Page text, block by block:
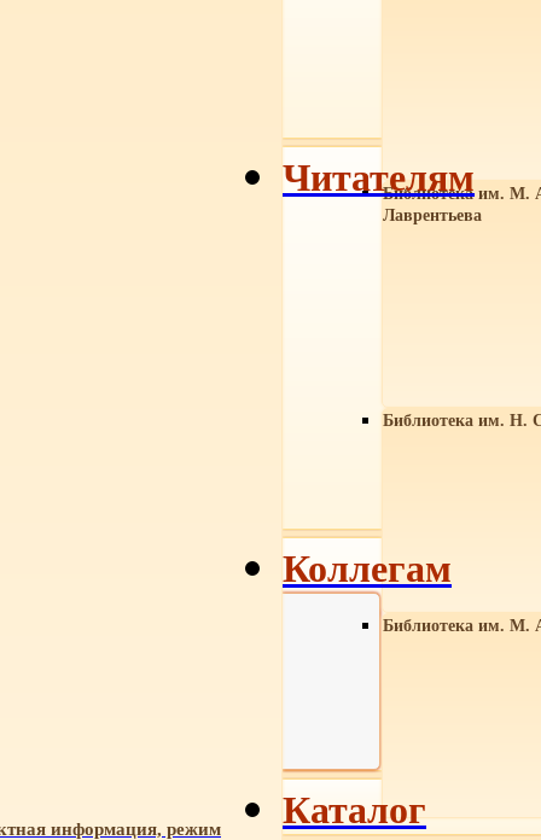
Библиотека им. М.
Лаврентьева
Библиотека им. Н.
Библиотека им. М.
информация, режим
Читателям
Коллегам
Каталог